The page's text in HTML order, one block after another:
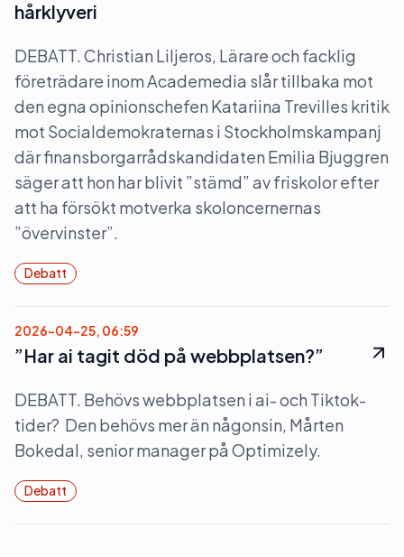
hårklyveri
DEBATT. Christian Liljeros, Lärare och facklig
företrädare inom Academedia slår tillbaka mot
den egna opinionschefen Katariina Trevilles kritik
mot Socialdemokraternas i Stockholmskampanj
där finansborgarrådskandidaten Emilia Bjuggren
säger att hon har blivit ”stämd” av friskolor efter
att ha försökt motverka skoloncernernas
”övervinster”.
Debatt
2026-04-25, 06:59
”Har ai tagit död på webbplatsen?”
DEBATT. Behövs webbplatsen i ai- och Tiktok-
tider? Den behövs mer än någonsin, Mårten
Bokedal, senior manager på Optimizely.
Debatt